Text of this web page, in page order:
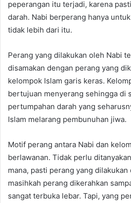
peperangan itu terjadi, karena
darah. Nabi berperang hanya
tidak lebih dari itu.
Perang yang dilakukan oleh Nabi
disamakan dengan perang yang
kelompok Islam garis keras.
bertujuan menyerang sehingga di
pertumpahan darah yang
Islam melarang pembunuhan jiwa.
Motif perang antara Nabi dan
berlawanan. Tidak perlu
mana, pasti perang yang dilakukan
masihkah perang dikerahkan
sangat terbuka lebar. Tapi, yang